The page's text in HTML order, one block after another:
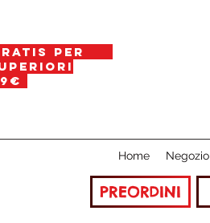
per
Home Negozio
PREORDINI